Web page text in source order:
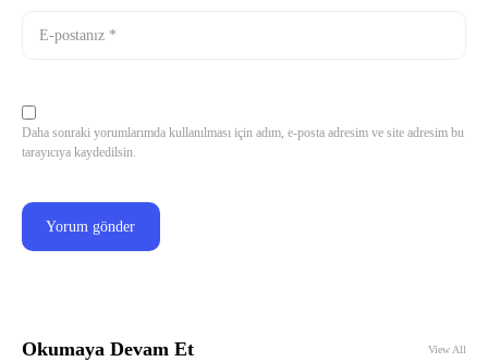
Daha sonraki yorumlarımda kullanılması için adım, e-posta adresim ve site adresim bu
tarayıcıya kaydedilsin.
Okumaya Devam Et View All